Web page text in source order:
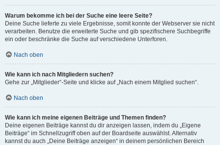
Warum bekomme ich bei der Suche eine leere Seite?
Deine Suche lieferte zu viele Ergebnisse, somit konnte der Webserver sie nicht
verarbeiten. Benutze die erweiterte Suche und gib spezifischere Suchbegriffe
ein oder beschränke die Suche auf verschiedene Unterforen.
Nach oben
Wie kann ich nach Mitgliedern suchen?
Gehe zur „Mitglieder“-Seite und klicke auf „Nach einem Mitglied suchen“.
Nach oben
Wie kann ich meine eigenen Beiträge und Themen finden?
Deine eigenen Beiträge kannst du dir anzeigen lassen, indem du „Eigene
Beiträge“ im Schnellzugriff oben auf der Boardseite auswählst. Alternativ
kannst du auch „Deine Beiträge anzeigen“ in deinem persönlichen Bereich